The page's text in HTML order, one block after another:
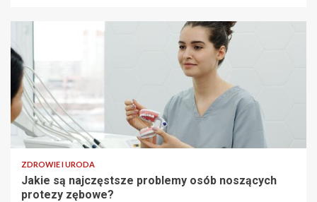
ZDROWIE I URODA
Jakie są najczęstsze problemy osób noszących
protezy zębowe?